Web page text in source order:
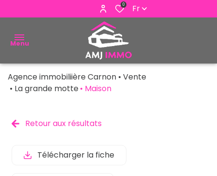
0 Fr
Menu
ACHETER
ESTIMER
ALERTE
E-MAIL
Agence immobiliière Carnon
Vente
La grande motte
Maison
Retour aux résultats
Télécharger la fiche